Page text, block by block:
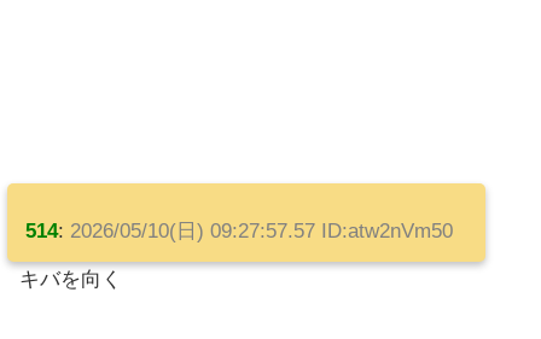
514: 2026/05/10(日) 09:27:57.57 ID:atw2nVm50
キバを向く